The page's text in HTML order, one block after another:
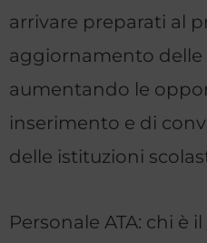
arrivare preparati al
aggiornamento delle
aumentando le
inserimento e di
delle istituzioni
Personale ATA: chi è